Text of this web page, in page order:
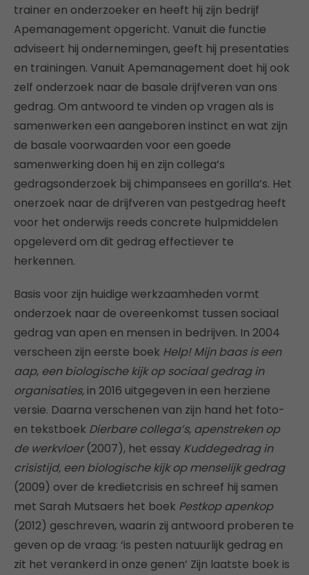
trainer en onderzoeker en heeft hij zijn bedrijf
Apemanagement opgericht. Vanuit die functie
adviseert hij ondernemingen, geeft hij presentaties
en trainingen. Vanuit Apemanagement doet hij ook
zelf onderzoek naar de basale drijfveren van ons
gedrag. Om antwoord te vinden op vragen als is
samenwerken een aangeboren instinct en wat zijn
de basale voorwaarden voor een goede
samenwerking doen hij en zijn collega’s
gedragsonderzoek bij chimpansees en gorilla’s. Het
onerzoek naar de drijfveren van pestgedrag heeft
voor het onderwijs reeds concrete hulpmiddelen
opgeleverd om dit gedrag effectiever te
herkennen.
Basis voor zijn huidige werkzaamheden vormt
onderzoek naar de overeenkomst tussen sociaal
gedrag van apen en mensen in bedrijven. In 2004
verscheen zijn eerste boek Help! Mijn baas is een
aap, een biologische kijk op sociaal gedrag in
organisaties,in 2016 uitgegeven in een herziene
versie. Daarna verschenen van zijn hand het foto-
en tekstboek Dierbare collega’s, apenstreken op
de werkvloer(2007), het essay Kuddegedrag in
crisistijd, een biologische kijk op menselijk gedrag
(2009) over de kredietcrisis en schreef hij samen
met Sarah Mutsaers het boek Pestkop apenkop
(2012) geschreven, waarin zij antwoord proberen te
geven op de vraag: ‘is pesten natuurlijk gedrag en
zit het verankerd in onze genen’ Zijn laatste boek is